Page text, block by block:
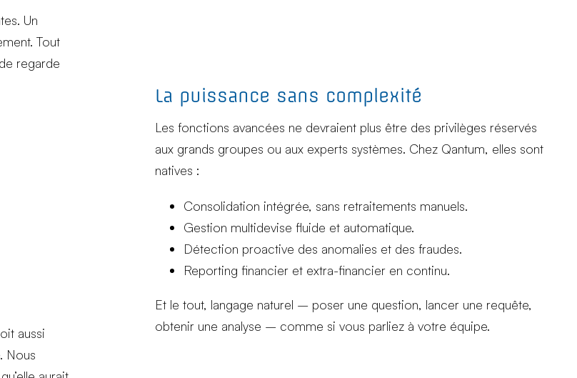
Un
Tout
regarde
La puissance sans complexité
Les fonctions avancées ne devraient plus être des privilèges réservés
aux grands groupes ou aux experts systèmes. Chez Qantum, elles sont
natives :
Consolidation intégrée, sans retraitements manuels.
Gestion multidevise fluide et automatique.
Détection proactive des anomalies et des fraudes.
Reporting financier et extra-financier en continu.
Et le tout, langage naturel – poser une question, lancer une requête,
obtenir une analyse – comme si vous parliez à votre équipe.
aussi
Nous